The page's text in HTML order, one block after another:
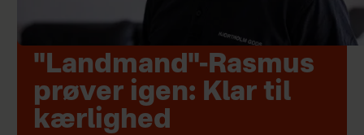
"Landmand"-Rasmus
prøver igen: Klar til
kærlighed